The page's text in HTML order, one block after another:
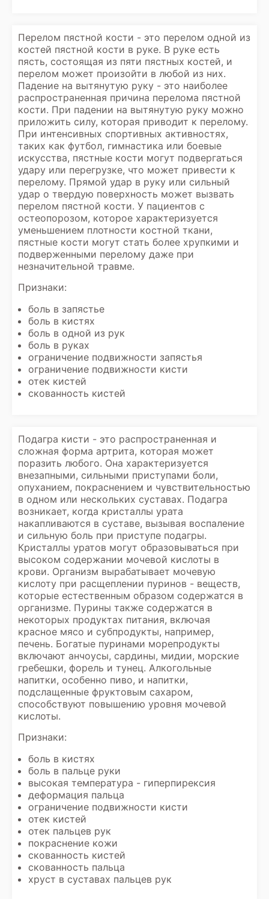
Перелом пястной кости - это перелом одной из
костей пястной кости в руке. В руке есть
пясть, состоящая из пяти пястных костей, и
перелом может произойти в любой из них.
Падение на вытянутую руку - это наиболее
распространенная причина перелома пястной
кости. При падении на вытянутую руку можно
приложить силу, которая приводит к перелому.
При интенсивных спортивных активностях,
таких как футбол, гимнастика или боевые
искусства, пястные кости могут подвергаться
удару или перегрузке, что может привести к
перелому. Прямой удар в руку или сильный
удар о твердую поверхность может вызвать
перелом пястной кости. У пациентов с
остеопорозом, которое характеризуется
уменьшением плотности костной ткани,
пястные кости могут стать более хрупкими и
подверженными перелому даже при
незначительной травме.
Признаки:
боль в запястье
боль в кистях
боль в одной из рук
боль в руках
ограничение подвижности запястья
ограничение подвижности кисти
отек кистей
скованность кистей
Подагра кисти - это распространенная и
сложная форма артрита, которая может
поразить любого. Она характеризуется
внезапными, сильными приступами боли,
опуханием, покраснением и чувствительностью
в одном или нескольких суставах. Подагра
возникает, когда кристаллы урата
накапливаются в суставе, вызывая воспаление
и сильную боль при приступе подагры.
Кристаллы уратов могут образовываться при
высоком содержании мочевой кислоты в
крови. Организм вырабатывает мочевую
кислоту при расщеплении пуринов - веществ,
которые естественным образом содержатся в
организме. Пурины также содержатся в
некоторых продуктах питания, включая
красное мясо и субпродукты, например,
печень. Богатые пуринами морепродукты
включают анчоусы, сардины, мидии, морские
гребешки, форель и тунец. Алкогольные
напитки, особенно пиво, и напитки,
подслащенные фруктовым сахаром,
способствуют повышению уровня мочевой
кислоты.
Признаки:
боль в кистях
боль в пальце руки
высокая температура - гиперпирексия
деформация пальца
ограничение подвижности кисти
отек кистей
отек пальцев рук
покраснение кожи
скованность кистей
скованность пальца
хруст в суставах пальцев рук